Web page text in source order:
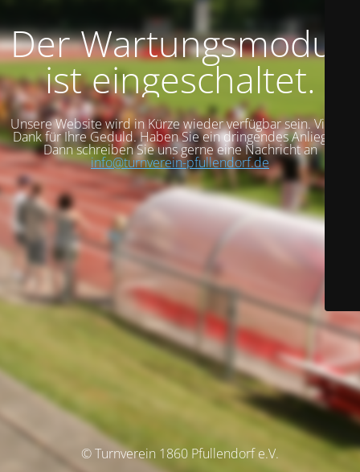
Der Wartungsmodus
ist eingeschaltet.
Unsere Website wird in Kürze wieder verfügbar sein. Vielen
Dank für Ihre Geduld. Haben Sie ein dringendes Anliegen?
Dann schreiben Sie uns gerne eine Nachricht an
info@turnverein-pfullendorf.de
© Turnverein 1860 Pfullendorf e.V.